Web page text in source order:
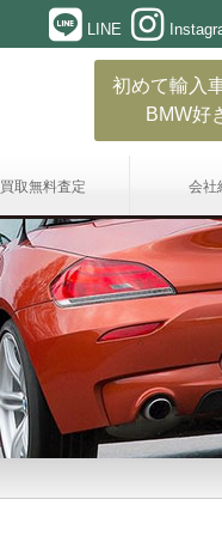
LINE
初めて輸入
BMW好
買取無料査定 会社